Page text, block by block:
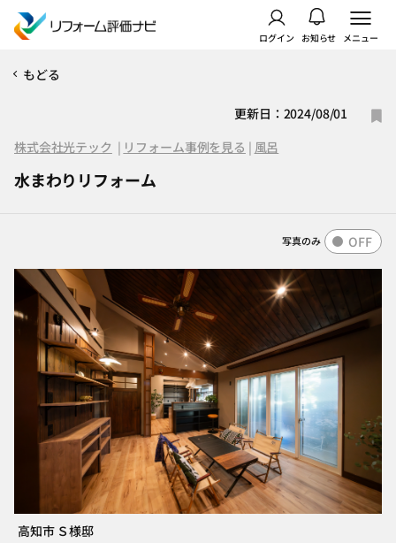
ログイン お知らせ メニュー
もどる
更新日：2024/08/01
株式会社光テック | リフォーム事例を見る | 風呂
水まわりリフォーム
写真のみ OFF
高知市 Ｓ様邸